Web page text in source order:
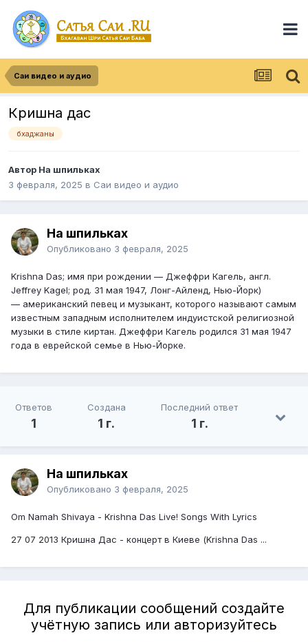
Саи видео и аудио
Кришна дас
бхаджаны
Автор На шпильках
3 февраля, 2025 в Саи видео и аудио
На шпильках
Опубликовано 3 февраля, 2025
Krishna Das; имя при рождении — Джеффри Кагель, англ.
Jeffrey Kagel; род. 31 мая 1947, Лонг-Айленд, Нью-Йорк)
— американский певец и музыкант, которого называют самым
известным западным исполнителем индуистской религиозной
музыки в стиле киртан. Джеффри Кагель родился 31 мая 1947
года в еврейской семье в Нью-Йорке.
Ответов
1
Создана
1 г.
Последний ответ
1 г.
На шпильках
Опубликовано 3 февраля, 2025
Om Namah Shivaya - Krishna Das Live! Songs With Lyrics
27 07 2013 Кришна Дас - концерт в Киеве (Krishna Das ...
Для публикации сообщений создайте
учётную запись или авторизуйтесь